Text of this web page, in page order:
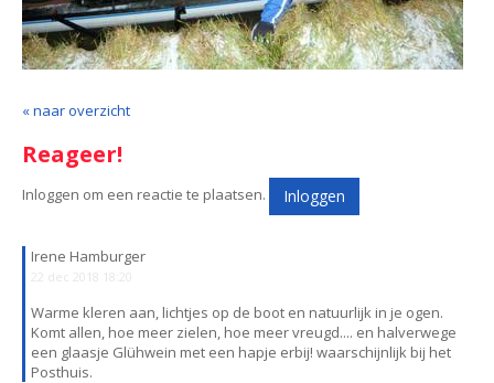
« naar overzicht
Reageer!
Inloggen om een reactie te plaatsen. Inloggen
Irene Hamburger
22 dec 2018 18:20
Warme kleren aan, lichtjes op de boot en natuurlijk in je ogen.
Komt allen, hoe meer zielen, hoe meer vreugd.... en halverwege
een glaasje Glühwein met een hapje erbij! waarschijnlijk bij het
Posthuis.